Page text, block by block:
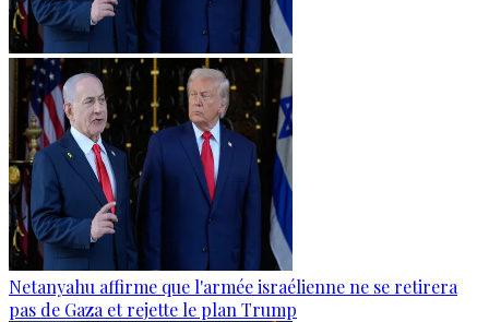
Netanyahu affirme que l'armée israélienne ne se retirera
pas de Gaza et rejette le plan Trump